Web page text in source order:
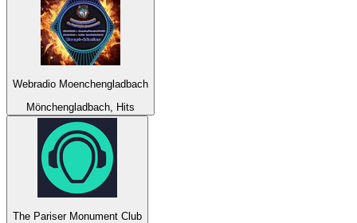
Webradio Moenchengladbach
Mönchengladbach, Hits
The Pariser Monument Club